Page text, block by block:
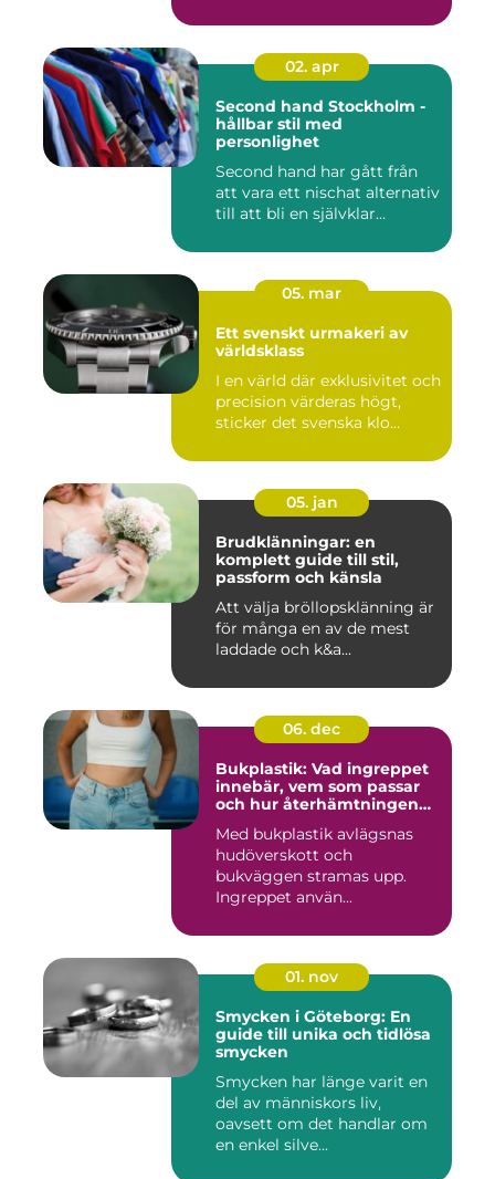
02. apr
Second hand Stockholm -
hållbar stil med
personlighet
Second hand har gått från
att vara ett nischat alternativ
till att bli en självklar...
05. mar
Ett svenskt urmakeri av
världsklass
I en värld där exklusivitet och
precision värderas högt,
sticker det svenska klo...
05. jan
Brudklänningar: en
komplett guide till stil,
passform och känsla
Att välja bröllopsklänning är
för många en av de mest
laddade och k&a...
06. dec
Bukplastik: Vad ingreppet
innebär, vem som passar
och hur återhämtningen
Med bukplastik avlägsnas
hudöverskott och
bukväggen stramas upp.
Ingreppet använ...
01. nov
Smycken i Göteborg: En
guide till unika och tidlösa
smycken
Smycken har länge varit en
del av människors liv,
oavsett om det handlar om
en enkel silve...